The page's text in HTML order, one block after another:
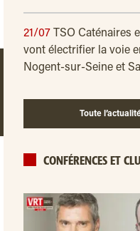
21/07
TSO Caténaires
vont électrifier la voie
Nogent-sur-Seine et
Toute
CONFÉRENCES ET